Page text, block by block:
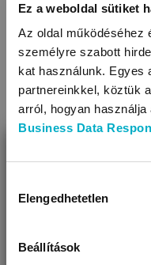
Ez a weboldal sütiket
Az oldal működéséhez
személyre szabott
kat használunk. Egyes
partnereinkkel, köztük
arról, hogyan használja
Business Data
kiválasztása
Elengedhetetlen
Beállítások
Úgy látjuk,